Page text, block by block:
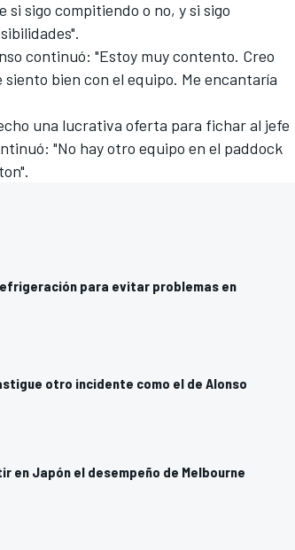
sigo compitiendo o no, y si sigo
continuó: "Estoy muy contento. Creo
bien con el equipo. Me encantaría
una lucrativa oferta para fichar al jefe
"No hay otro equipo en el paddock
para evitar problemas en
otro incidente como el de Alonso
en Japón el desempeño de Melbourne